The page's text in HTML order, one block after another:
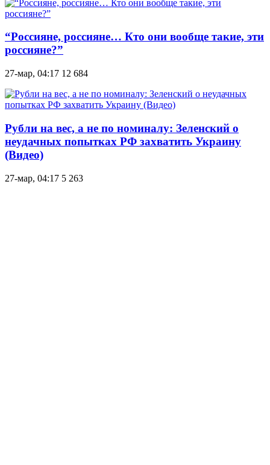
“Россияне, россияне… Кто они вообще такие, эти
россияне?”
27-мар, 04:17 12 684
Рубли на вес, а не по номиналу: Зеленский о
неудачных попытках РФ захватить Украину
(Видео)
27-мар, 04:17 5 263